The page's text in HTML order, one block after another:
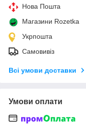
Нова Пошта
Магазини Rozetka
Укрпошта
Самовивіз
Всі умови доставки
Умови оплати